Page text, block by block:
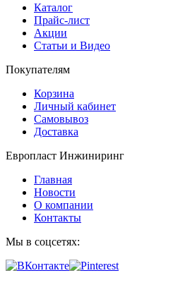
Каталог
Прайс-лист
Акции
Статьи и Видео
Покупателям
Корзина
Личный кабинет
Самовывоз
Доставка
Европласт Инжиниринг
Главная
Новости
О компании
Контакты
Мы в соцсетях: